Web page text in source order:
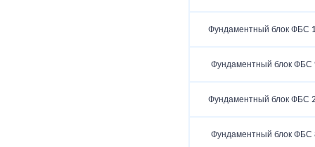
Фундаментный блок ФБС
Фундаментный блок ФБС
Фундаментный блок ФБС
Фундаментный блок ФБС